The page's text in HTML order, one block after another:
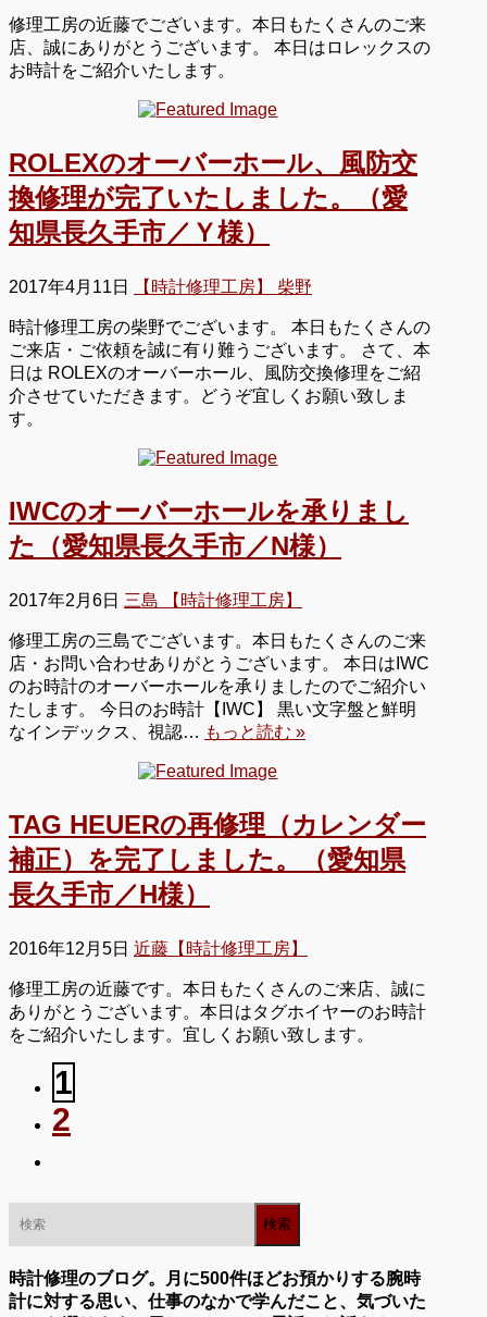
修理工房の近藤でございます。本日もたくさんのご来
店、誠にありがとうございます。 本日はロレックスの
お時計をご紹介いたします。
ROLEXのオーバーホール、風防交
換修理が完了いたしました。（愛
知県長久手市／Ｙ様）
2017年4月11日 【時計修理工房】 柴野
時計修理工房の柴野でございます。 本日もたくさんの
ご来店・ご依頼を誠に有り難うございます。 さて、本
日は ROLEXのオーバーホール、風防交換修理をご紹
介させていただきます。どうぞ宜しくお願い致しま
す。
IWCのオーバーホールを承りまし
た（愛知県長久手市／N様）
2017年2月6日 三島 【時計修理工房】
修理工房の三島でございます。本日もたくさんのご来
店・お問い合わせありがとうございます。 本日はIWC
のお時計のオーバーホールを承りましたのでご紹介い
たします。 今日のお時計【IWC】 黒い文字盤と鮮明
なインデックス、視認… もっと読む »
TAG HEUERの再修理（カレンダー
補正）を完了しました。（愛知県
長久手市／H様）
2016年12月5日 近藤【時計修理工房】
修理工房の近藤です。本日もたくさんのご来店、誠に
ありがとうございます。本日はタグホイヤーのお時計
をご紹介いたします。宜しくお願い致します。
1
2
時計修理のブログ。月に500件ほどお預かりする腕時
計に対する思い、仕事のなかで学んだこと、気づいた